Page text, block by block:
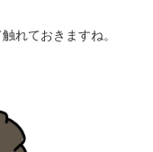
れておきますね。